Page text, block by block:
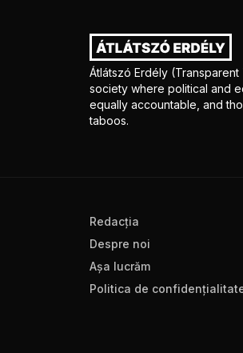
Átlátszó Erdély
society where political and
equally accountable, and
taboos.
Redacţia
Despre noi
Aşa lucrăm
Politica de